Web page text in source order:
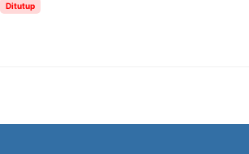
Ditutup